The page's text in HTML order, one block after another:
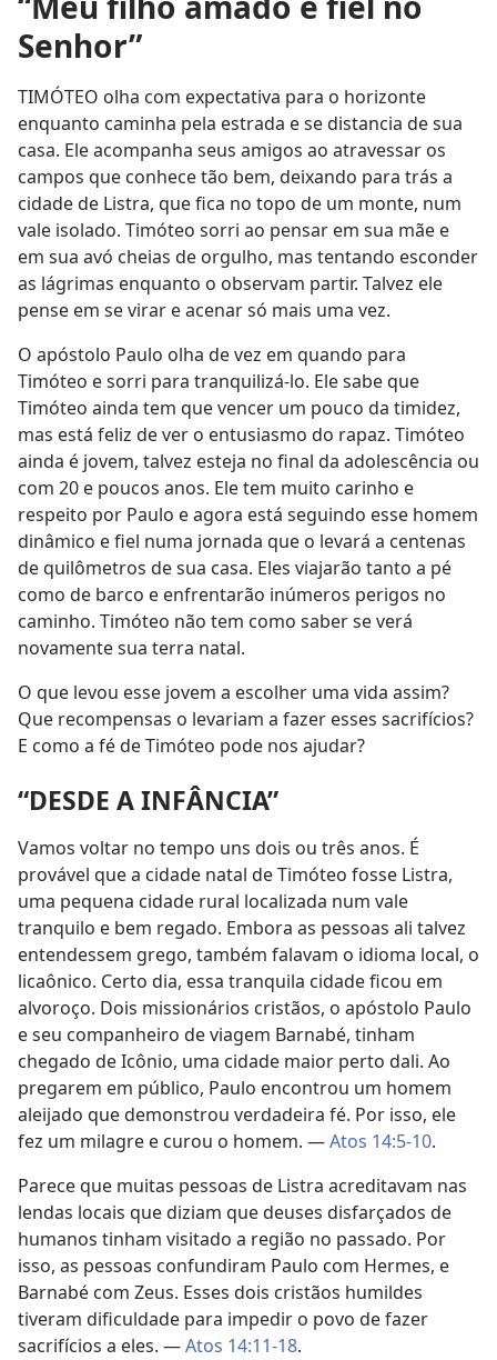
Senhor”
TIMÓTEO olha com expectativa para o horizonte
enquanto caminha pela estrada e se distancia de sua
casa. Ele acompanha seus amigos ao atravessar os
campos que conhece tão bem, deixando para trás a
cidade de Listra, que fica no topo de um monte, num
vale isolado. Timóteo sorri ao pensar em sua mãe e
em sua avó cheias de orgulho, mas tentando esconder
as lágrimas enquanto o observam partir. Talvez ele
pense em se virar e acenar só mais uma vez.
O apóstolo Paulo olha de vez em quando para
Timóteo e sorri para tranquilizá-lo. Ele sabe que
Timóteo ainda tem que vencer um pouco da timidez,
mas está feliz de ver o entusiasmo do rapaz. Timóteo
ainda é jovem, talvez esteja no final da adolescência ou
com 20 e poucos anos. Ele tem muito carinho e
respeito por Paulo e agora está seguindo esse homem
dinâmico e fiel numa jornada que o levará a centenas
de quilômetros de sua casa. Eles viajarão tanto a pé
como de barco e enfrentarão inúmeros perigos no
caminho. Timóteo não tem como saber se verá
novamente sua terra natal.
O que levou esse jovem a escolher uma vida assim?
Que recompensas o levariam a fazer esses sacrifícios?
E como a fé de Timóteo pode nos ajudar?
“DESDE A INFÂNCIA”
Vamos voltar no tempo uns dois ou três anos. É
provável que a cidade natal de Timóteo fosse Listra,
uma pequena cidade rural localizada num vale
tranquilo e bem regado. Embora as pessoas ali talvez
entendessem grego, também falavam o idioma local, o
licaônico. Certo dia, essa tranquila cidade ficou em
alvoroço. Dois missionários cristãos, o apóstolo Paulo
e seu companheiro de viagem Barnabé, tinham
chegado de Icônio, uma cidade maior perto dali. Ao
pregarem em público, Paulo encontrou um homem
aleijado que demonstrou verdadeira fé. Por isso, ele
fez um milagre e curou o homem. —Atos 14:5-10.
Parece que muitas pessoas de Listra acreditavam nas
lendas locais que diziam que deuses disfarçados de
humanos tinham visitado a região no passado. Por
isso, as pessoas confundiram Paulo com Hermes, e
Barnabé com Zeus. Esses dois cristãos humildes
tiveram dificuldade para impedir o povo de fazer
sacrifícios a eles. —Atos 14:11-18.